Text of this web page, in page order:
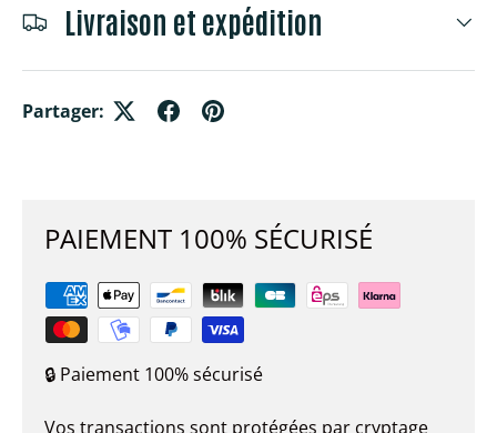
Livraison et expédition
Partager:
PAIEMENT 100% SÉCURISÉ
🔒 Paiement 100% sécurisé
Vos transactions sont protégées par cryptage